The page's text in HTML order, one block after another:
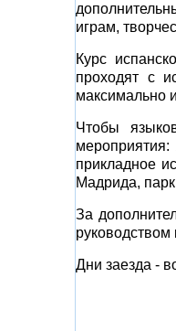
играм,
Курс
проходят с
максимально
Чтобы
мероприятия:
прикладное
Мадрида, парк
За
Дни заезда -